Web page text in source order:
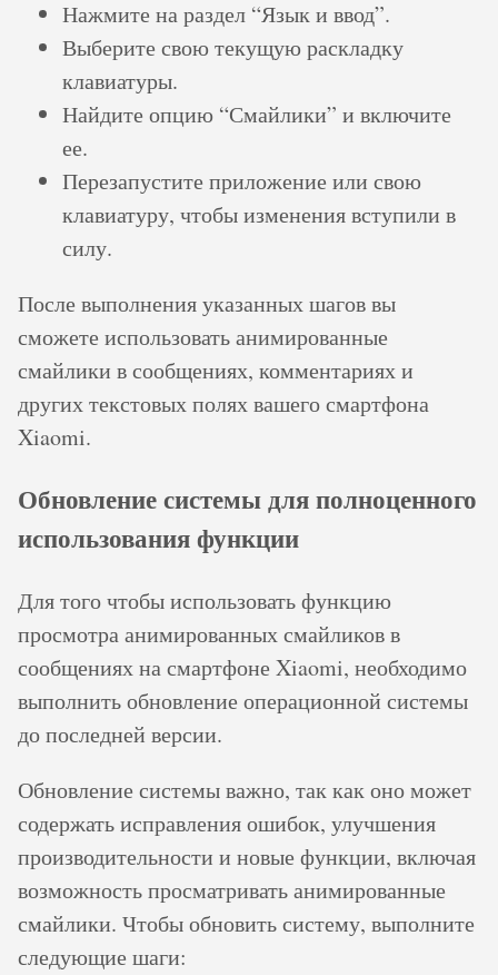
Нажмите на раздел “Язык и ввод”.
Выберите свою текущую раскладку
клавиатуры.
Найдите опцию “Смайлики” и включите
ее.
Перезапустите приложение или свою
клавиатуру, чтобы изменения вступили в
силу.
После выполнения указанных шагов вы
сможете использовать анимированные
смайлики в сообщениях, комментариях и
других текстовых полях вашего смартфона
Xiaomi.
Обновление системы для полноценного
использования функции
Для того чтобы использовать функцию
просмотра анимированных смайликов в
сообщениях на смартфоне Xiaomi, необходимо
выполнить обновление операционной системы
до последней версии.
Обновление системы важно, так как оно может
содержать исправления ошибок, улучшения
производительности и новые функции, включая
возможность просматривать анимированные
смайлики. Чтобы обновить систему, выполните
следующие шаги: